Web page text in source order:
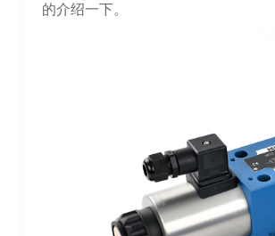
的介绍一下。